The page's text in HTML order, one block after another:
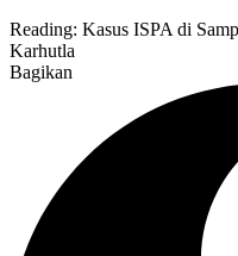
Reading: Kasus ISPA di
Karhutla
Bagikan